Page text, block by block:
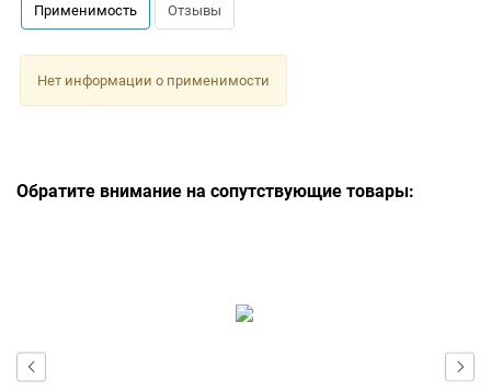
Применимость Отзывы
Нет информации о применимости
Обратите внимание на сопутствующие товары: